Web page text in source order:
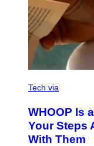
Y
/
G
E
T
I
A
S
)
I
H
O
O
P
Tech via
WHOOP Is
Your Steps
With Them